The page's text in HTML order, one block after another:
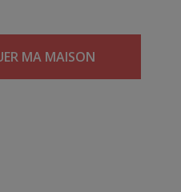
MA MAISON